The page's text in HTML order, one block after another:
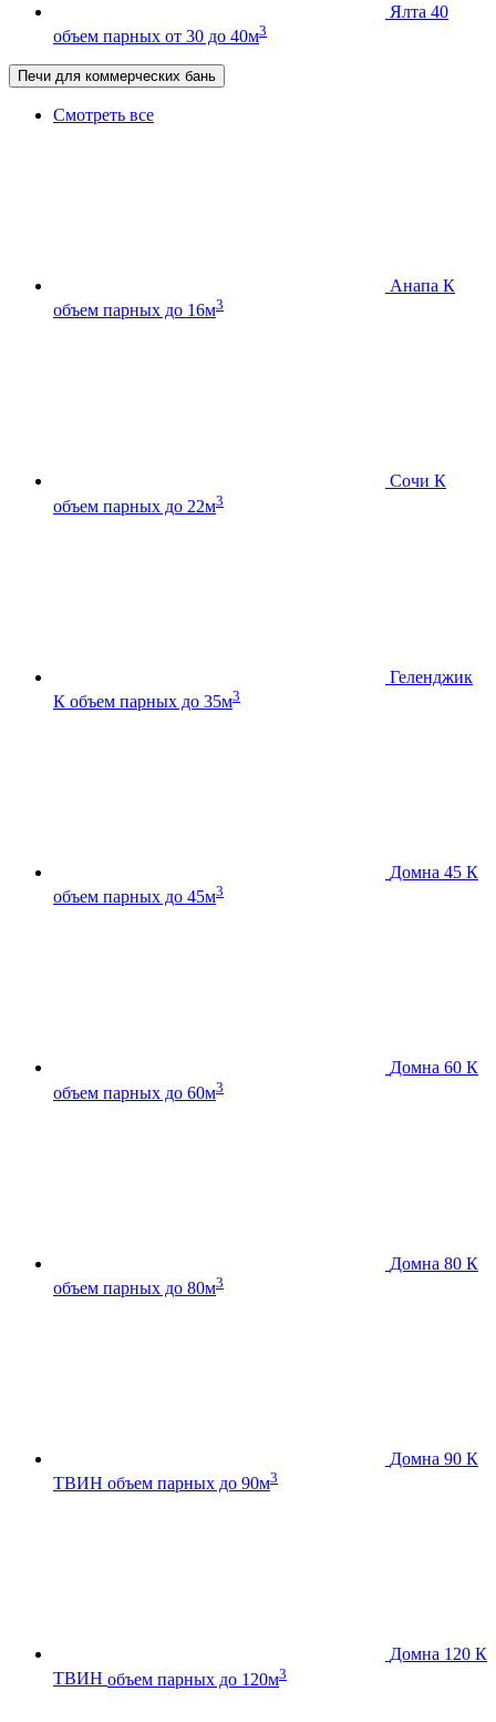
Ялта 40
объем парных от 30 до 40м3
Печи для коммерческих бань
Смотреть все
Анапа К
объем парных до 16м3
Сочи К
объем парных до 22м3
Геленджик
К объем парных до 35м3
Домна 45 К
объем парных до 45м3
Домна 60 К
объем парных до 60м3
Домна 80 К
объем парных до 80м3
Домна 90 К
ТВИН объем парных до 90м3
Домна 120 К
ТВИН объем парных до 120м3